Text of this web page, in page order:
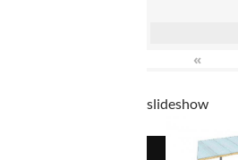
«
slideshow